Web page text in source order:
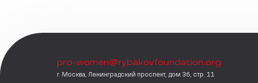
pro-women@rybakovfoundation.org
г. Москва, Ленинградский проспект, дом 36, стр. 11